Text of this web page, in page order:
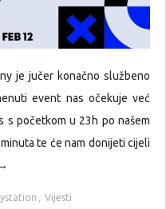
je jučer konačno službeno
event nas očekuje već
s početkom u 23h po našem
te će nam donijeti cijeli
, Vijesti